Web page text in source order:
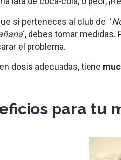
si perteneces al club de ‘
‘, debes tomar
el problema.
dosis adecuadas, tiene
para tu